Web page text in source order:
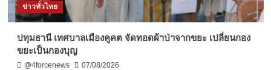
ข่าวทั่วไทย
ปทุมธานี เทศบาลเมืองคูคต จัดทอดผ้าป่าจากขยะ เปลี่ยนกอง
ขยะเป็นกองบุญ
@4forcenews 07/08/2026